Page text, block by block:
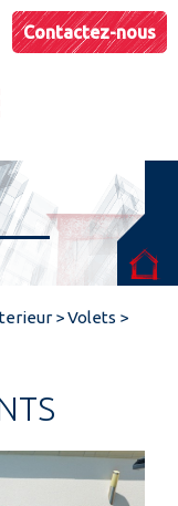
Contactez-nous
>Volets >